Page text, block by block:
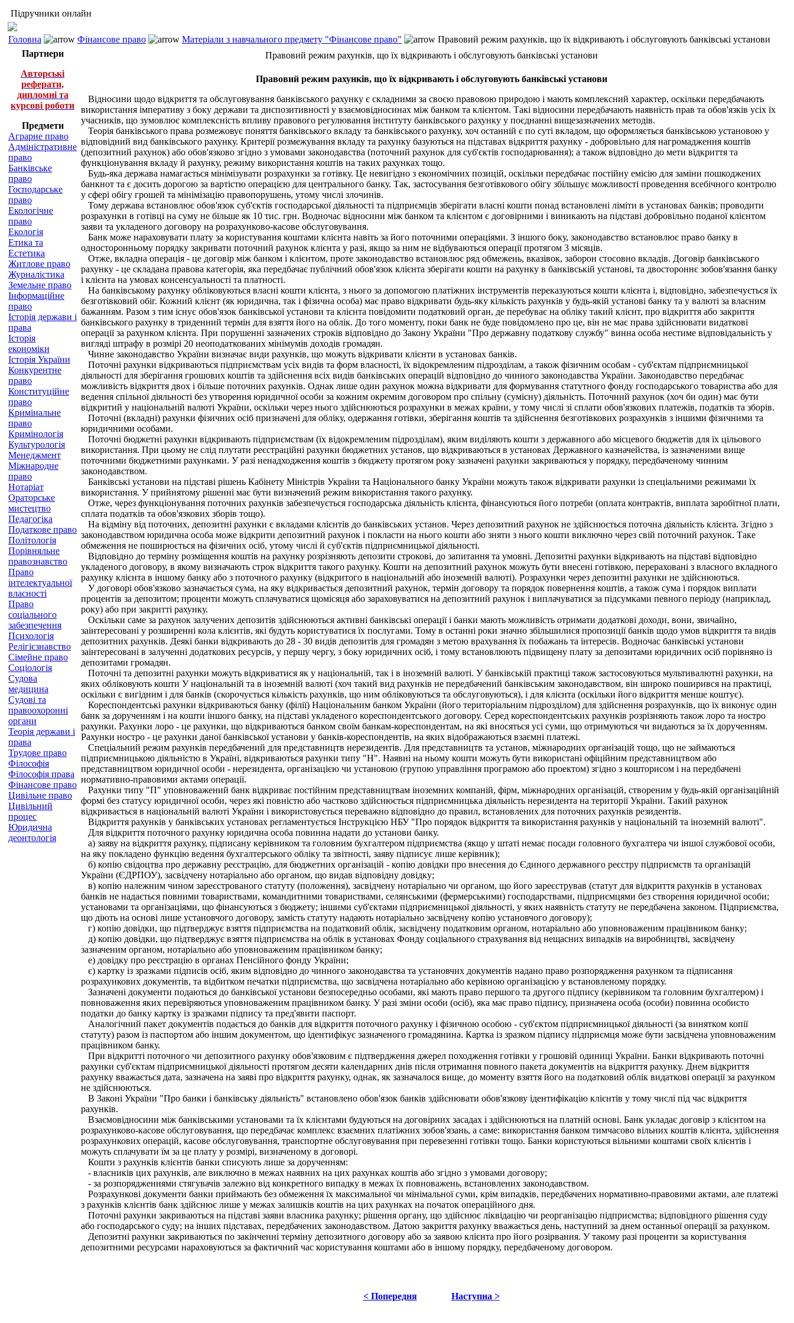
Підручники онлайн
Головна Фінансове право Матеріали з навчального предмету "Фінансове право"
Правовий режим рахунків, що їх відкривають і обслуговують банківські установи
Партнери
Авторські
реферати,
дипломні та
курсові роботи
Предмети
Аграрне право
Адміністративне
право
Банківське
право
Господарське
право
Екологічне
право
Екологія
Етика та
Естетика
Житлове право
Журналістика
Земельне право
Інформаційне
право
Історія держави і
права
Історія
економіки
Історія України
Конкурентне
право
Конституційне
право
Кримінальне
право
Кримінологія
Культурологія
Менеджмент
Міжнародне
право
Нотаріат
Ораторське
мистецтво
Педагогіка
Податкове право
Політологія
Порівняльне
правознавство
Право
інтелектуальної
власності
Право
соціального
забезпечення
Психологія
Релігієзнавство
Сімейне право
Соціологія
Судова
медицина
Судові та
правоохоронні
органи
Теорія держави і
права
Трудове право
Філософія
Філософія права
Фінансове право
Цивільне право
Цивільний
процес
Юридична
деонтологія
Правовий режим рахунків, що їх відкривають і обслуговують банківські установи
Правовий режим рахунків, що їх відкривають і обслуговують банківські установи
Відносини щодо відкриття та обслуговування банківського рахунку є складними за своєю правовою природою і мають комплексний характер, оскільки передбачають
використання імперативу з боку держави та диспозитивності у взаємовідносинах між банком та клієнтом. Такі відносини передбачають наявність прав та обов'язків усіх їх
учасників, що зумовлює комплексність впливу правового регулювання інституту банківського рахунку у поєднанні вищезазначених методів.
Теорія банківського права розмежовує поняття банківського вкладу та банківського рахунку, хоч останній є по суті вкладом, що оформляється банківською установою у
відповідний вид банківського рахунку. Критерії розмежування вкладу та рахунку базуються на підставах відкриття рахунку - добровільно для нагромадження коштів
(депозитний рахунок) або обов'язково згідно з умовами законодавства (поточний рахунок для суб'єктів господарювання); а також відповідно до мети відкриття та
функціонування вкладу й рахунку, режиму використання коштів на таких рахунках тощо.
Будь-яка держава намагається мінімізувати розрахунки за готівку. Це невигідно з економічних позицій, оскільки передбачає постійну емісію для заміни пошкоджених
банкнот та є досить дорогою за вартістю операцією для центрального банку. Так, застосування безготівкового обігу збільшує можливості проведення всебічного контролю
у сфері обігу грошей та мінімізацію правопорушень, утому числі злочинів.
Тому держава встановлює обов'язок суб'єктів господарської діяльності та підприємців зберігати власні кошти понад встановлені ліміти в установах банків; проводити
розрахунки в готівці на суму не більше як 10 тис. грн. Водночас відносини між банком та клієнтом є договірними і виникають на підставі добровільно поданої клієнтом
заяви та укладеного договору на розрахунково-касове обслуговування.
Банк може нараховувати плату за користування коштами клієнта навіть за його поточними операціями. З іншого боку, законодавство встановлює право банку в
односторонньому порядку закривати поточний рахунок клієнта у разі, якщо за ним не відбуваються операції протягом 3 місяців.
Отже, вкладна операція - це договір між банком і клієнтом, проте законодавство встановлює ряд обмежень, вказівок, заборон стосовно вкладів. Договір банківського
рахунку - це складана правова категорія, яка передбачає публічний обов'язок клієнта зберігати кошти на рахунку в банківській установі, та двостороннє зобов'язання банку
і клієнта на умовах консенсуальності та платності.
На банківському рахунку обліковуються власні кошти клієнта, з нього за допомогою платіжних інструментів переказуються кошти клієнта і, відповідно, забезпечується їх
безготівковий обіг. Кожний клієнт (як юридична, так і фізична особа) має право відкривати будь-яку кількість рахунків у будь-якій установі банку та у валюті за власним
бажанням. Разом з тим існує обов'язок банківської установи та клієнта повідомити податковий орган, де перебуває на обліку такий клієнт, про відкриття або закриття
банківського рахунку в триденний термін для взяття його на облік. До того моменту, поки банк не буде повідомлено про це, він не має права здійснювати видаткові
операції за рахунком клієнта. При порушенні зазначених строків відповідно до Закону України "Про державну податкову службу" винна особа нестиме відповідальність у
вигляді штрафу в розмірі 20 неоподаткованих мінімумів доходів громадян.
Чинне законодавство України визначає види рахунків, що можуть відкривати клієнти в установах банків.
Поточні рахунки відкриваються підприємствам усіх видів та форм власності, їх відокремленим підрозділам, а також фізичним особам - суб'єктам підприємницької
діяльності для зберігання грошових коштів та здійснення всіх видів банківських операцій відповідно до чинного законодавства України. Законодавство передбачає
можливість відкриття двох і більше поточних рахунків. Однак лише один рахунок можна відкривати для формування статутного фонду господарського товариства або для
ведення спільної діяльності без утворення юридичної особи за кожним окремим договором про спільну (сумісну) діяльність. Поточний рахунок (хоч би один) має бути
відкритий у національній валюті України, оскільки через нього здійснюються розрахунки в межах країни, у тому числі зі сплати обов'язкових платежів, податків та зборів.
Поточні (вкладні) рахунки фізичних осіб призначені для обліку, одержання готівки, зберігання коштів та здійснення безготівкових розрахунків з іншими фізичними та
юридичними особами.
Поточні бюджетні рахунки відкривають підприємствам (їх відокремленим підрозділам), яким виділяють кошти з державного або місцевого бюджетів для їх цільового
використання. При цьому не слід плутати реєстраційні рахунки бюджетних установ, що відкриваються в установах Державного казначейства, із зазначеними вище
поточними бюджетними рахунками. У разі ненадходження коштів з бюджету протягом року зазначені рахунки закриваються у порядку, передбаченому чинним
законодавством.
Банківські установи на підставі рішень Кабінету Міністрів України та Національного банку України можуть також відкривати рахунки із спеціальними режимами їх
використання. У прийнятому рішенні має бути визначений режим використання такого рахунку.
Отже, через функціонування поточних рахунків забезпечується господарська діяльність клієнта, фінансуються його потреби (оплата контрактів, виплата заробітної плати,
сплата податків та обов'язкових зборів тощо).
На відміну від поточних, депозитні рахунки є вкладами клієнтів до банківських установ. Через депозитний рахунок не здійснюється поточна діяльність клієнта. Згідно з
законодавством юридична особа може відкрити депозитний рахунок і покласти на нього кошти або зняти з нього кошти виключно через свій поточний рахунок. Таке
обмеження не поширюється на фізичних осіб, утому числі й суб'єктів підприємницької діяльності.
Відповідно до терміну розміщення коштів на рахунку розрізняють депозити строкові, до запитання та умовні. Депозитні рахунки відкривають на підставі відповідно
укладеного договору, в якому визначають строк відкриття такого рахунку. Кошти на депозитний рахунок можуть бути внесені готівкою, перераховані з власного вкладного
рахунку клієнта в іншому банку або з поточного рахунку (відкритого в національній або іноземній валюті). Розрахунки через депозитні рахунки не здійснюються.
У договорі обов'язково зазначається сума, на яку відкривається депозитний рахунок, термін договору та порядок повернення коштів, а також сума і порядок виплати
процентів за депозитом; проценти можуть сплачуватися щомісяця або зараховуватися на депозитний рахунок і виплачуватися за підсумками певного періоду (наприклад,
року) або при закритті рахунку.
Оскільки саме за рахунок залучених депозитів здійснюються активні банківські операції і банки мають можливість отримати додаткові доходи, вони, звичайно,
заінтересовані у розширенні кола клієнтів, які будуть користуватися їх послугами. Тому в останні роки значно збільшилися пропозиції банків щодо умов відкриття та видів
депозитних рахунків. Деякі банки відкривають до 28 - 30 видів депозитів для громадян з метою врахування їх побажань та інтересів. Водночас банківські установи
заінтересовані в залученні додаткових ресурсів, у першу чергу, з боку юридичних осіб, і тому встановлюють підвищену плату за депозитами юридичних осіб порівняно із
депозитами громадян.
Поточні та депозитні рахунки можуть відкриватися як у національній, так і в іноземній валюті. У банківській практиці також застосовуються мультивалютні рахунки, на
яких обліковують кошти У національній та в іноземній валюті (хоч такий вид рахунків не передбачений банківським законодавством, він широко поширився на практиці,
оскільки є вигідним і для банків (скорочується кількість рахунків, що ним обліковуються та обслуговуються), і для клієнта (оскільки його відкриття менше коштує).
Кореспондентські рахунки відкриваються банку (філії) Національним банком України (його територіальним підрозділом) для здійснення розрахунків, що їх виконує один
банк за дорученням і на кошти іншого банку, на підставі укладеного кореспондентського договору. Серед кореспондентських рахунків розрізняють також лоро та ностро
рахунки. Рахунки лоро - це рахунки, що відкриваються банком своїм банкам-кореспондентам, на які вносяться усі суми, що отримуються чи видаються за їх дорученням.
Рахунки ностро - це рахунки даної банківської установи у банків-кореспондентів, на яких відображаються взаємні платежі.
Спеціальний режим рахунків передбачений для представництв нерезидентів. Для представництв та установ, міжнародних організацій тощо, що не займаються
підприємницькою діяльністю в Україні, відкриваються рахунки типу "Н". Наявні на ньому кошти можуть бути використані офіційним представництвом або
представництвом юридичної особи - нерезидента, організацією чи установою (групою управління програмою або проектом) згідно з кошторисом і на передбачені
нормативно-правовими актами операції.
Рахунки типу "П" уповноважений банк відкриває постійним представництвам іноземних компаній, фірм, міжнародних організацій, створеним у будь-якій організаційній
формі без статусу юридичної особи, через які повністю або частково здійснюється підприємницька діяльність нерезидента на території України. Такий рахунок
відкривається в національній валюті України і використовується переважно відповідно до правил, встановлених для поточних рахунків резидентів.
Відкриття рахунків у банківських установах регламентується Інструкцією НБУ "Про порядок відкриття та використання рахунків у національній та іноземній валюті".
Для відкриття поточного рахунку юридична особа повинна надати до установи банку.
а) заяву на відкриття рахунку, підписану керівником та головним бухгалтером підприємства (якщо у штаті немає посади головного бухгалтера чи іншої службової особи,
на яку покладено функцію ведення бухгалтерського обліку та звітності, заяву підписує лише керівник);
б) копію свідоцтва про державну реєстрацію, для бюджетних організацій - копію довідки про внесення до Єдиного державного реєстру підприємств та організацій
України (ЄДРПОУ), засвідчену нотаріально або органом, що видав відповідну довідку;
в) копію належним чином зареєстрованого статуту (положення), засвідчену нотаріально чи органом, що його зареєстрував (статут для відкриття рахунків в установах
банків не надається повними товариствами, командитними товариствами, селянськими (фермерськими) господарствами, підприємцями без створення юридичної особи;
установами та організаціями, що фінансуються з бюджету; іншими суб'єктами підприємницької діяльності, у яких наявність статуту не передбачена законом. Підприємства,
що діють на основі лише установчого договору, замість статуту надають нотаріально засвідчену копію установчого договору);
г) копію довідки, що підтверджує взяття підприємства на податковий облік, засвідчену податковим органом, нотаріально або уповноваженим працівником банку;
д) копію довідки, що підтверджує взяття підприємства на облік в установах Фонду соціального страхування від нещасних випадків на виробництві, засвідчену
зазначеним органом, нотаріально або уповноваженим працівником банку;
е) довідку про реєстрацію в органах Пенсійного фонду України;
є) картку із зразками підписів осіб, яким відповідно до чинного законодавства та установчих документів надано право розпорядження рахунком та підписання
розрахункових документів, та відбитком печатки підприємства, що засвідчена нотаріально або керівною організацією у встановленому порядку.
Зазначені документи подаються до банківської установи безпосередньо особами, які мають право першого та другого підпису (керівником та головним бухгалтером) і
повноваження яких перевіряються уповноваженим працівником банку. У разі зміни особи (осіб), яка має право підпису, призначена особа (особи) повинна особисто
податки до банку картку із зразками підпису та пред'явити паспорт.
Аналогічний пакет документів подається до банків для відкриття поточного рахунку і фізичною особою - суб'єктом підприємницької діяльності (за винятком копії
статуту) разом із паспортом або іншим документом, що ідентифікує зазначеного громадянина. Картка із зразком підпису підприємця може бути засвідчена уповноваженим
працівником банку.
При відкритті поточного чи депозитного рахунку обов'язковим є підтвердження джерел походження готівки у грошовій одиниці України. Банки відкривають поточні
рахунки суб'єктам підприємницької діяльності протягом десяти календарних днів після отримання повного пакета документів на відкриття рахунку. Днем відкриття
рахунку вважається дата, зазначена на заяві про відкриття рахунку, однак, як зазначалося вище, до моменту взяття його на податковий облік видаткові операції за рахунком
не здійснюються.
В Законі України "Про банки і банківську діяльність" встановлено обов'язок банків здійснювати обов'язкову ідентифікацію клієнтів у тому числі під час відкриття
рахунків.
Взаємовідносини між банківськими установами та їх клієнтами будуються на договірних засадах і здійснюються на платній основі. Банк укладає договір з клієнтом на
розрахунково-касове обслуговування, що передбачає комплекс взаємних платіжних зобов'язань, а саме: використання банком тимчасово вільних коштів клієнта, здійснення
розрахункових операцій, касове обслуговування, транспортне обслуговування при перевезенні готівки тощо. Банки користуються вільними коштами своїх клієнтів і
можуть сплачувати їм за це плату у розмірі, визначеному в договорі.
Кошти з рахунків клієнтів банки списують лише за дорученням:
- власників цих рахунків, але виключно в межах наявних на цих рахунках коштів або згідно з умовами договору;
- за розпорядженнями стягувачів залежно від конкретного випадку в межах їх повноважень, встановлених законодавством.
Розрахункові документи банки приймають без обмеження їх максимальної чи мінімальної суми, крім випадків, передбачених нормативно-правовими актами, але платежі
з рахунків клієнтів банк здійснює лише у межах залишків коштів на цих рахунках на початок операційного дня.
Поточні рахунки закриваються на підставі заяви власника рахунку; рішення органу, що здійснює ліквідацію чи реорганізацію підприємства; відповідного рішення суду
або господарського суду; на інших підставах, передбачених законодавством. Датою закриття рахунку вважається день, наступний за днем останньої операції за рахунком.
Депозитні рахунки закриваються по закінченні терміну депозитного договору або за заявою клієнта про його розірвання. У такому разі проценти за користування
депозитними ресурсами нараховуються за фактичний час користування коштами або в іншому порядку, передбаченому договором.
< Попередня Наступна >